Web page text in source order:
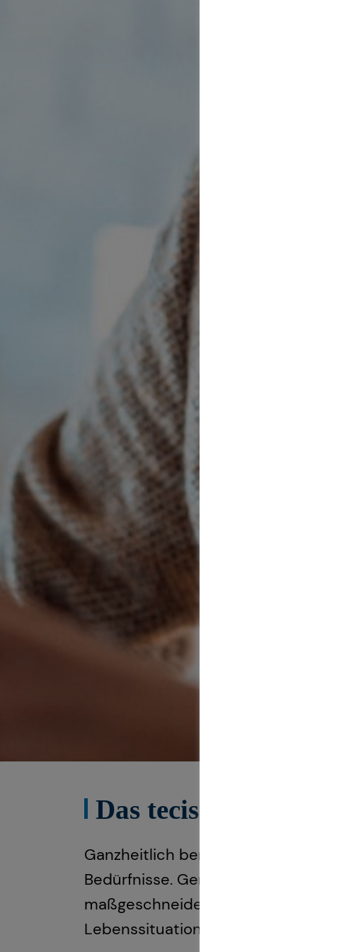
Das tecis
Ganzheitlich beraten“ bedeutet für
Bedürfnisse. Gemeinsam
maßgeschneidertes und
Lebenssituation anpassen können –